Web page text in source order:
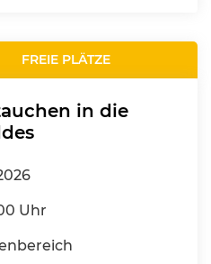
FREIE PLÄTZE
in die
Uhr